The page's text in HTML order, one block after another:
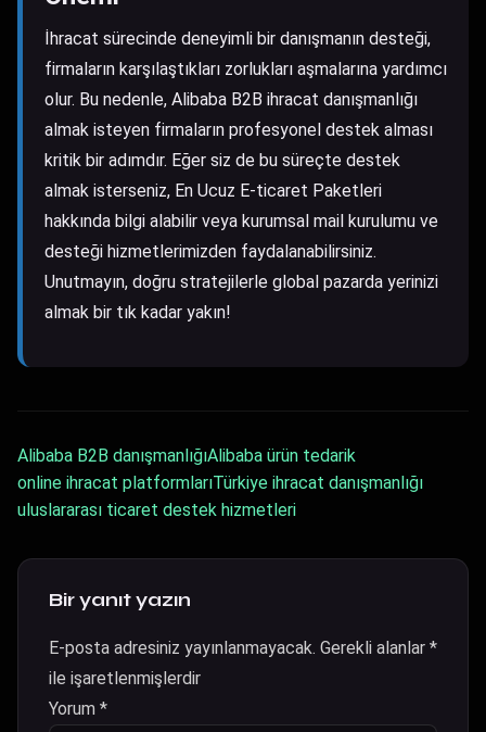
İhracat sürecinde deneyimli bir danışmanın desteği,
firmaların karşılaştıkları zorlukları aşmalarına yardımcı
olur. Bu nedenle, Alibaba B2B ihracat danışmanlığı
almak isteyen firmaların profesyonel destek alması
kritik bir adımdır. Eğer siz de bu süreçte destek
almak isterseniz, En Ucuz E-ticaret Paketleri
hakkında bilgi alabilir veya kurumsal mail kurulumu ve
desteği hizmetlerimizden faydalanabilirsiniz.
Unutmayın, doğru stratejilerle global pazarda yerinizi
almak bir tık kadar yakın!
Alibaba B2B danışmanlığıAlibaba ürün tedarik
online ihracat platformlarıTürkiye ihracat danışmanlığı
uluslararası ticaret destek hizmetleri
Bir yanıt yazın
E-posta adresiniz yayınlanmayacak. Gerekli alanlar *
ile işaretlenmişlerdir
Yorum *